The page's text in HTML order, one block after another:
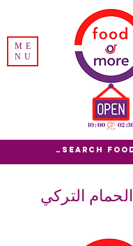
ME
NU
الحمام التركي